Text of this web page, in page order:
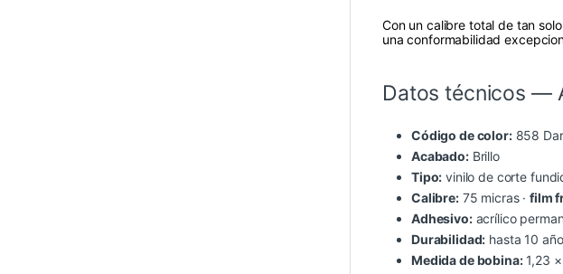
Con un calibre total de tan
una conformabilidad
Datos técnicos —
Código de color:858
Acabado:Brillo
Tipo: vinilo de corte
Calibre:75 micras ·film
Adhesivo:acrílico
Durabilidad: hasta 10
Medida de bobina:1,23